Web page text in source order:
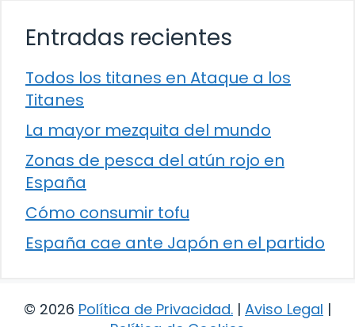
Entradas recientes
Todos los titanes en Ataque a los
Titanes
La mayor mezquita del mundo
Zonas de pesca del atún rojo en
España
Cómo consumir tofu
España cae ante Japón en el partido
© 2026 Política de Privacidad. | Aviso Legal |